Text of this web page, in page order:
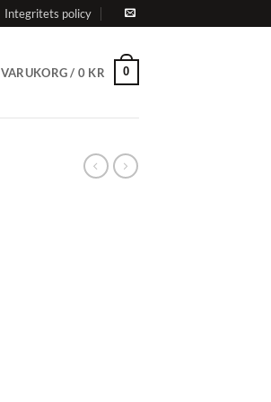
Integritets policy
VARUKORG / 0 KR 0